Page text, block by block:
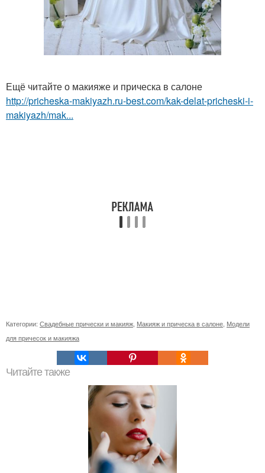
Ещё читайте о макияже и прическа в салоне
http://pricheska-makiyazh.ru-best.com/kak-delat-pricheski-i-
makiyazh/mak...
Категории: Свадебные прически и макияж Макияж и прическа в салоне Модели
для причесок и макияжа
Читайте также